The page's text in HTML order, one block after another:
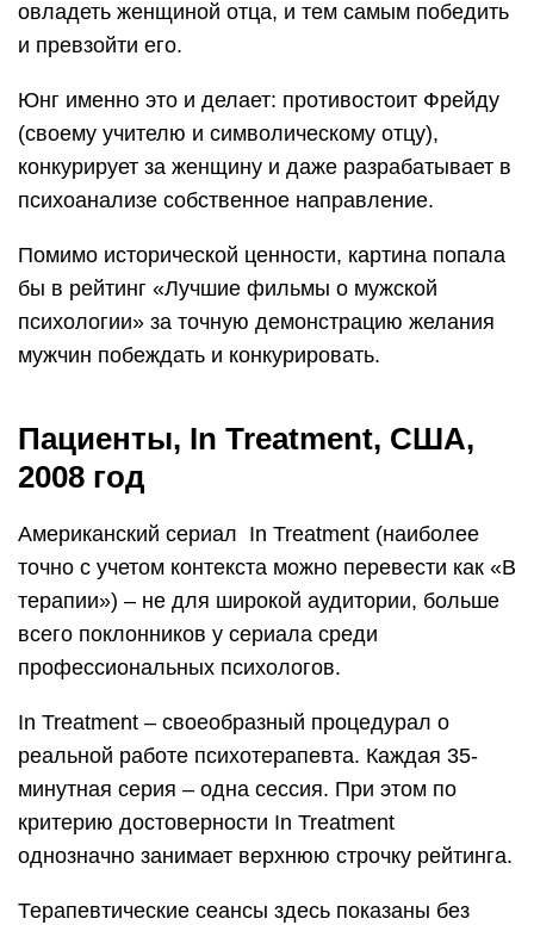
овладеть женщиной отца, и тем самым победить
и превзойти его.
Юнг именно это и делает: противостоит Фрейду
(своему учителю и символическому отцу),
конкурирует за женщину и даже разрабатывает в
психоанализе собственное направление.
Помимо исторической ценности, картина попала
бы в рейтинг «Лучшие фильмы о мужской
психологии» за точную демонстрацию желания
мужчин побеждать и конкурировать.
Пациенты, In Treatment, США,
2008 год
Американский сериал In Treatment (наиболее
точно с учетом контекста можно перевести как «В
терапии») – не для широкой аудитории, больше
всего поклонников у сериала среди
профессиональных психологов.
In Treatment – своеобразный процедурал о
реальной работе психотерапевта. Каждая 35-
минутная серия – одна сессия. При этом по
критерию достоверности In Treatment
однозначно занимает верхнюю строчку рейтинга.
Терапевтические сеансы здесь показаны без